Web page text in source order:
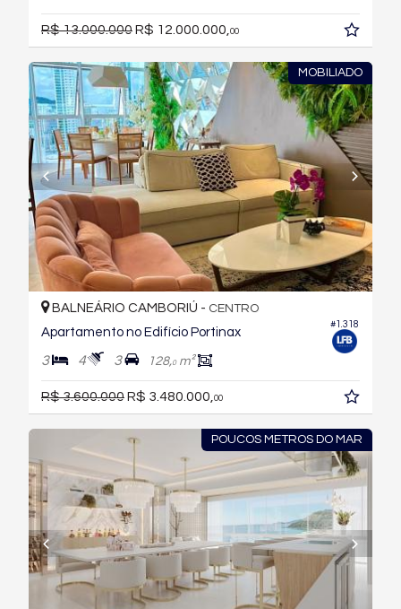
R$ 13.000.000R$ 12.000.000, 00
MOBILIADO
#1.318
BALNEÁRIO CAMBORIÚ - CENTRO
Apartamento no Edifício Portinax
3 4 3 128,0m²
R$ 3.600.000R$ 3.480.000,00
POUCOS METROS DO MAR